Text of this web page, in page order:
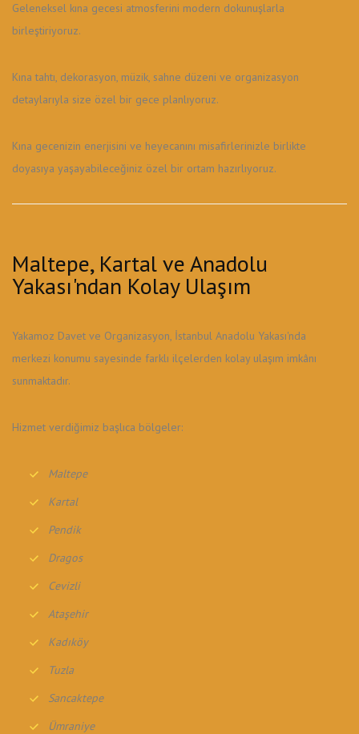
Geleneksel kına gecesi atmosferini modern dokunuşlarla
birleştiriyoruz.
Kına tahtı, dekorasyon, müzik, sahne düzeni ve organizasyon
detaylarıyla size özel bir gece planlıyoruz.
Kına gecenizin enerjisini ve heyecanını misafirlerinizle birlikte
doyasıya yaşayabileceğiniz özel bir ortam hazırlıyoruz.
Maltepe, Kartal ve Anadolu
Yakası'ndan Kolay Ulaşım
Yakamoz Davet ve Organizasyon, İstanbul Anadolu Yakası'nda
merkezi konumu sayesinde farklı ilçelerden kolay ulaşım imkânı
sunmaktadır.
Hizmet verdiğimiz başlıca bölgeler:
Maltepe
Kartal
Pendik
Dragos
Cevizli
Ataşehir
Kadıköy
Tuzla
Sancaktepe
Ümraniye